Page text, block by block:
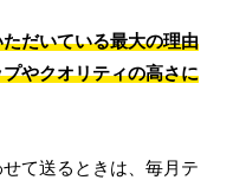
だいている最大の理由
やクオリティの高さに
て送るときは、毎月テ